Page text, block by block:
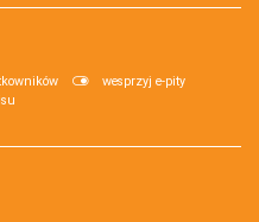
wesprzyj e-pity